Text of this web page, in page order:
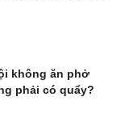
không ăn phở
phải có quẩy?